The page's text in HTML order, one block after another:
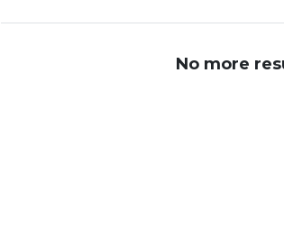
No more